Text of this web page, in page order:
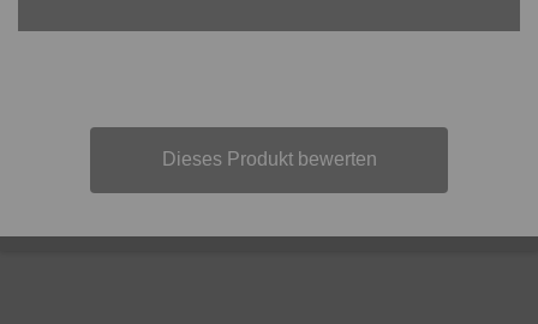
Dieses Produkt bewerten